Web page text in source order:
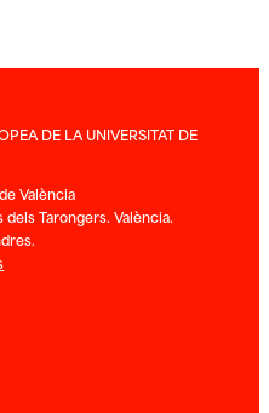
DE LA UNIVERSITAT DE
València
Tarongers. València.